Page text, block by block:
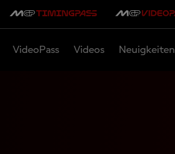
VideoPass Videos Neuigkeiten